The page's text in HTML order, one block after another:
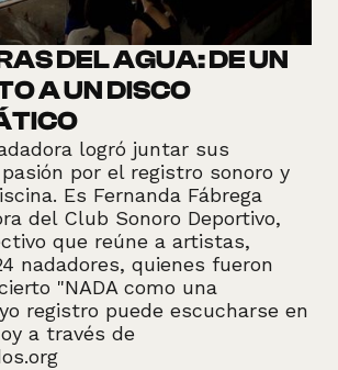
DEL AGUA: DE UN
A UN DISCO
logró juntar sus
por el registro sonoro y
Es Fernanda Fábrega
del Club Sonoro Deportivo,
que reúne a artistas,
nadadores, quienes fueron
"NADA como una
registro puede escucharse en
a través de